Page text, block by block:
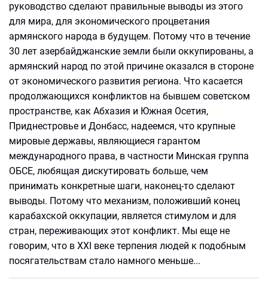
руководство сделают правильные выводы из этого
для мира, для экономического процветания
армянского народа в будущем. Потому что в течение
30 лет азербайджанские земли были оккупированы, а
армянский народ по этой причине оказался в стороне
от экономического развития региона. Что касается
продолжающихся конфликтов на бывшем советском
пространстве, как Абхазия и Южная Осетия,
Приднестровье и Донбасс, надеемся, что крупные
мировые державы, являющиеся гарантом
международного права, в частности Минская группа
ОБСЕ, любящая дискутировать больше, чем
принимать конкретные шаги, наконец-то сделают
выводы. Потому что механизм, положивший конец
карабахской оккупации, является стимулом и для
стран, переживающих этот конфликт. Мы еще не
говорим, что в XXI веке терпения людей к подобным
посягательствам стало намного меньше...